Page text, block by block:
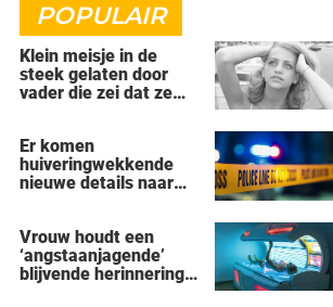
POPULAIR
Klein meisje in de
steek gelaten door
vader die zei dat ze
actrice
Er komen
huiveringwekkende
nieuwe details naar
zelfmoord door een
man uit Michigan op
een gezin van zeven
Vrouw houdt een
‘angstaanjagende’
blijvende herinnering